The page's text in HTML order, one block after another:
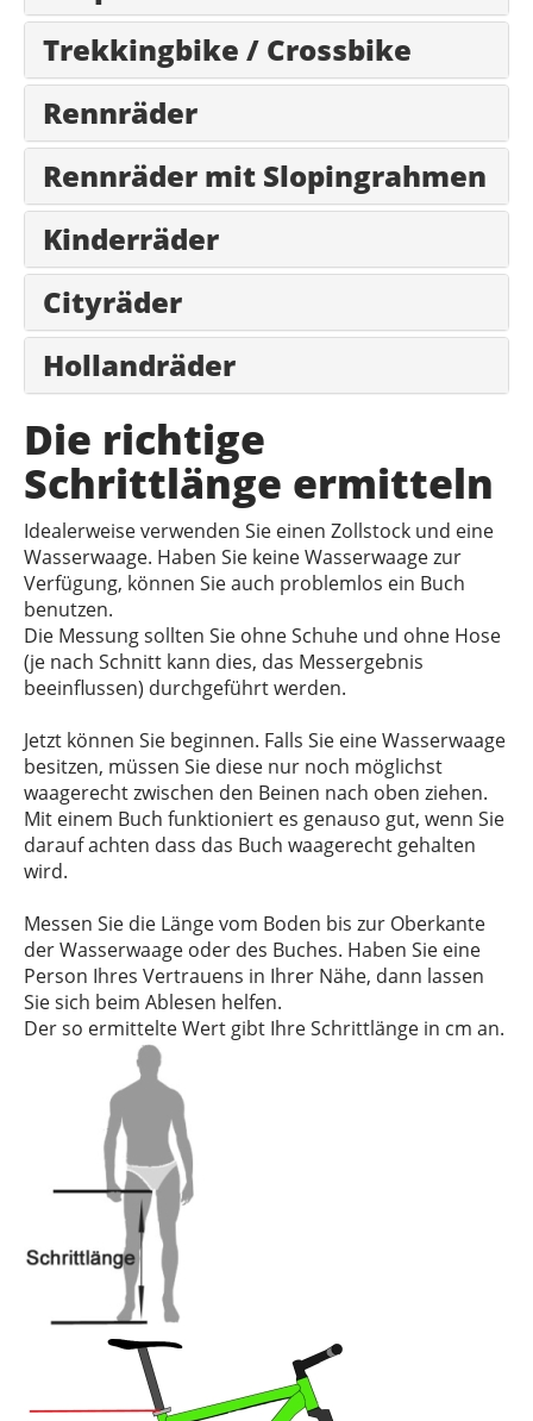
Trekkingbike / Crossbike
Rennräder
Rennräder mit Slopingrahmen
Kinderräder
Cityräder
Hollandräder
Die richtige
Schrittlänge ermitteln
Idealerweise verwenden Sie einen Zollstock und eine
Wasserwaage. Haben Sie keine Wasserwaage zur
Verfügung, können Sie auch problemlos ein Buch
benutzen.
Die Messung sollten Sie ohne Schuhe und ohne Hose
(je nach Schnitt kann dies, das Messergebnis
beeinflussen) durchgeführt werden.
Jetzt können Sie beginnen. Falls Sie eine Wasserwaage
besitzen, müssen Sie diese nur noch möglichst
waagerecht zwischen den Beinen nach oben ziehen.
Mit einem Buch funktioniert es genauso gut, wenn Sie
darauf achten dass das Buch waagerecht gehalten
wird.
Messen Sie die Länge vom Boden bis zur Oberkante
der Wasserwaage oder des Buches. Haben Sie eine
Person Ihres Vertrauens in Ihrer Nähe, dann lassen
Sie sich beim Ablesen helfen.
Der so ermittelte Wert gibt Ihre Schrittlänge in cm an.